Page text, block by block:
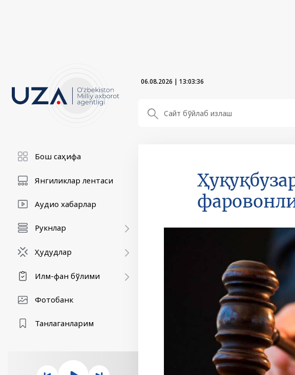
06.08.2026 | 13:03:37
Бош саҳифа
Янгиликлар лентаси
Аудио хабарлар
Рукнлар
Ҳудудлар
Илм-фан бўлими
Фотобанк
Танлаганларим